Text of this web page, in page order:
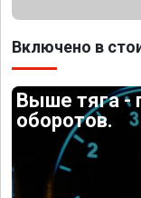
Включено в
Выше тяга -
оборотов.